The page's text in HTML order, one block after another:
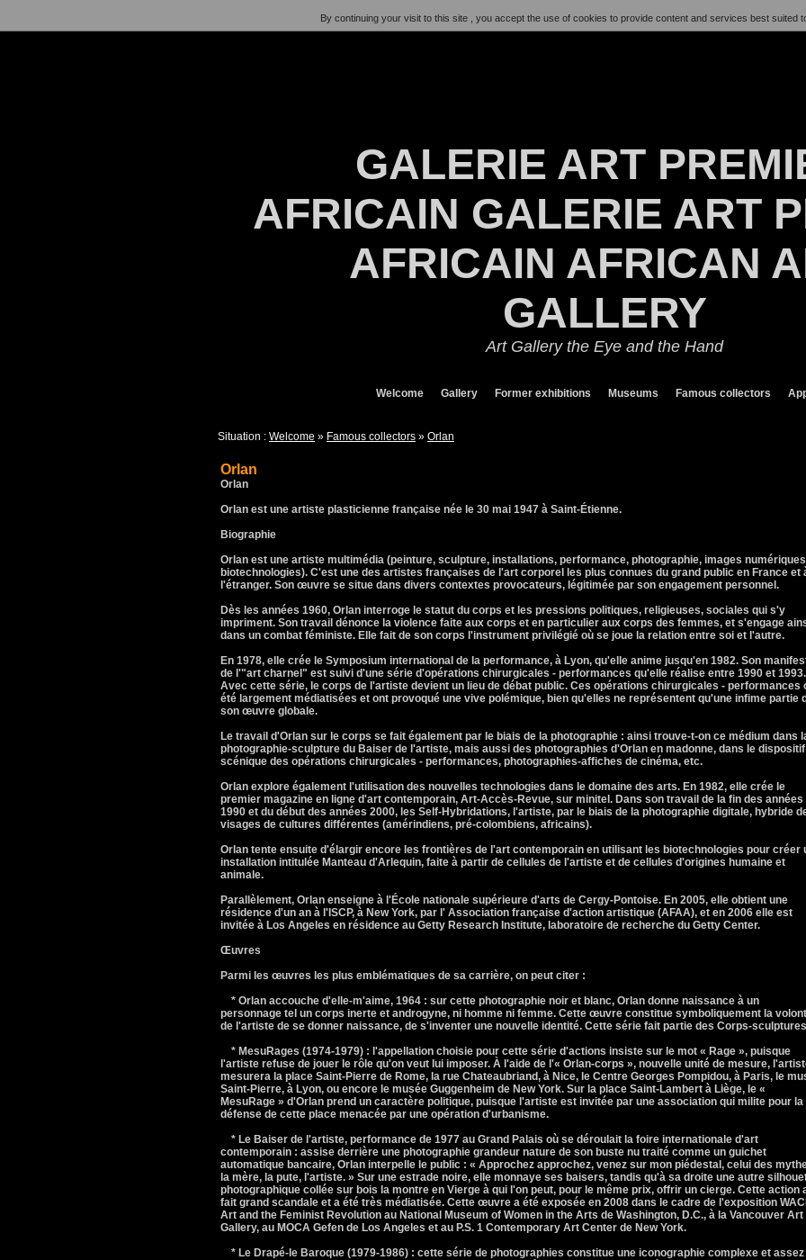
By continuing your visit to this site , you accept the use of cookies to provide content and services best suited
GALERIE ART
AFRICAIN GALERIE ART
AFRICAIN AFRICAN
GALLERY
Art Gallery the Eye and the Hand
Welcome Gallery Former exhibitions Museums Famous collectors
Situation : Welcome » Famous collectors » Orlan
Orlan
Orlan
Orlan est une artiste plasticienne française née le 30 mai 1947 à Saint-Étienne.
Biographie
Orlan est une artiste multimédia (peinture, sculpture, installations, performance, photographie, images
biotechnologies). C'est une des artistes françaises de l'art corporel les plus connues du grand public en France et
l'étranger. Son œuvre se situe dans divers contextes provocateurs, légitimée par son engagement personnel.
Dès les années 1960, Orlan interroge le statut du corps et les pressions politiques, religieuses, sociales qui s'y
impriment. Son travail dénonce la violence faite aux corps et en particulier aux corps des femmes, et s'engage
dans un combat féministe. Elle fait de son corps l'instrument privilégié où se joue la relation entre soi et l'autre.
En 1978, elle crée le Symposium international de la performance, à Lyon, qu'elle anime jusqu'en 1982. Son
de l'"art charnel" est suivi d'une série d'opérations chirurgicales - performances qu'elle réalise entre 1990 et 1993.
Avec cette série, le corps de l'artiste devient un lieu de débat public. Ces opérations chirurgicales - performances
été largement médiatisées et ont provoqué une vive polémique, bien qu'elles ne représentent qu'une infime partie
son œuvre globale.
Le travail d'Orlan sur le corps se fait également par le biais de la photographie : ainsi trouve-t-on ce médium dans
photographie-sculpture du Baiser de l'artiste, mais aussi des photographies d'Orlan en madonne, dans le dispositif
scénique des opérations chirurgicales - performances, photographies-affiches de cinéma, etc.
Orlan explore également l'utilisation des nouvelles technologies dans le domaine des arts. En 1982, elle crée le
premier magazine en ligne d'art contemporain, Art-Accès-Revue, sur minitel. Dans son travail de la fin des années
1990 et du début des années 2000, les Self-Hybridations, l'artiste, par le biais de la photographie digitale, hybride
visages de cultures différentes (amérindiens, pré-colombiens, africains).
Orlan tente ensuite d'élargir encore les frontières de l'art contemporain en utilisant les biotechnologies pour créer
installation intitulée Manteau d'Arlequin, faite à partir de cellules de l'artiste et de cellules d'origines humaine et
animale.
Parallèlement, Orlan enseigne à l'École nationale supérieure d'arts de Cergy-Pontoise. En 2005, elle obtient une
résidence d'un an à l'ISCP, à New York, par l' Association française d'action artistique (AFAA), et en 2006 elle est
invitée à Los Angeles en résidence au Getty Research Institute, laboratoire de recherche du Getty Center.
Œuvres
Parmi les œuvres les plus emblématiques de sa carrière, on peut citer :
* Orlan accouche d'elle-m'aime, 1964 : sur cette photographie noir et blanc, Orlan donne naissance à un
personnage tel un corps inerte et androgyne, ni homme ni femme. Cette œuvre constitue symboliquement la
de l'artiste de se donner naissance, de s'inventer une nouvelle identité. Cette série fait partie des Corps-
* MesuRages (1974-1979) : l'appellation choisie pour cette série d'actions insiste sur le mot « Rage », puisque
l'artiste refuse de jouer le rôle qu'on veut lui imposer. À l'aide de l'« Orlan-corps », nouvelle unité de mesure,
mesurera la place Saint-Pierre de Rome, la rue Chateaubriand, à Nice, le Centre Georges Pompidou, à Paris, le
Saint-Pierre, à Lyon, ou encore le musée Guggenheim de New York. Sur la place Saint-Lambert à Liège, le «
MesuRage » d'Orlan prend un caractère politique, puisque l'artiste est invitée par une association qui milite pour la
défense de cette place menacée par une opération d'urbanisme.
* Le Baiser de l'artiste, performance de 1977 au Grand Palais où se déroulait la foire internationale d'art
contemporain : assise derrière une photographie grandeur nature de son buste nu traité comme un guichet
automatique bancaire, Orlan interpelle le public : « Approchez approchez, venez sur mon piédestal, celui des
la mère, la pute, l'artiste. » Sur une estrade noire, elle monnaye ses baisers, tandis qu'à sa droite une autre
photographique collée sur bois la montre en Vierge à qui l'on peut, pour le même prix, offrir un cierge. Cette action
fait grand scandale et a été très médiatisée. Cette œuvre a été exposée en 2008 dans le cadre de l'exposition
Art and the Feminist Revolution au National Museum of Women in the Arts de Washington, D.C., à la Vancouver Art
Gallery, au MOCA Gefen de Los Angeles et au P.S. 1 Contemporary Art Center de New York.
* Le Drapé-le Baroque (1979-1986) : cette série de photographies constitue une iconographie complexe et assez